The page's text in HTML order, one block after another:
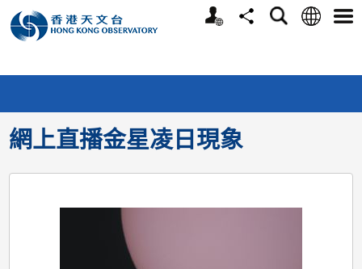
個
網
分
搜
語
選
網上直播金星凌日現象